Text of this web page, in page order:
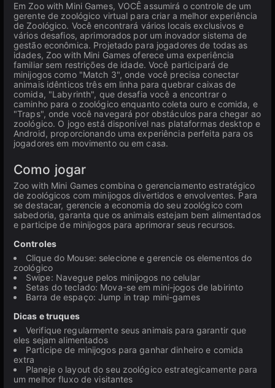
Em Zoo with Mini Games, VOCÊ assumirá o controle de um
gerente de zoológico virtual para criar a melhor experiência
de Zoológico. Você encontrará vários locais exclusivos e
vários desafios, aprimorados por um inovador sistema de
gestão econômica. Projetado para jogadores de todas as
idades, Zoo with Mini Games oferece uma experiência
familiar sem restrições de idade. Você participará de
minijogos como "Match 3", onde você precisa conectar
animais idênticos três em linha para quebrar caixas de
comida, "Labyrinth", que desafia você a encontrar o
caminho para o zoológico enquanto coleta ouro e comida, e
"Traps", onde você navegará por obstáculos para chegar ao
zoológico. O jogo está disponível nas plataformas desktop e
Android, proporcionando uma experiência perfeita para os
jogadores em movimento ou em casa.
Como jogar
Zoo with Mini Games combina o gerenciamento estratégico
de zoológicos com minijogos divertidos e envolventes. Para
se destacar, gerencie a economia do seu zoológico com
sabedoria, garanta que os animais estejam bem alimentados
e participe de minijogos para aprimorar seus recursos.
Controles
Clique do Mouse: selecione e gerencie os elementos do
zoológico
Swipe: Navegue pelos minijogos no celular
Setas do teclado: Mova-se em mini-jogos de labirinto
Barra de espaço: Jump in trap mini-games
Dicas e truques
Verifique regularmente seus animais para garantir que
eles sejam alimentados
Participe de minijogos para ganhar dinheiro e comida
extra
Planeje o layout do seu zoológico estrategicamente para
um melhor fluxo de visitantes